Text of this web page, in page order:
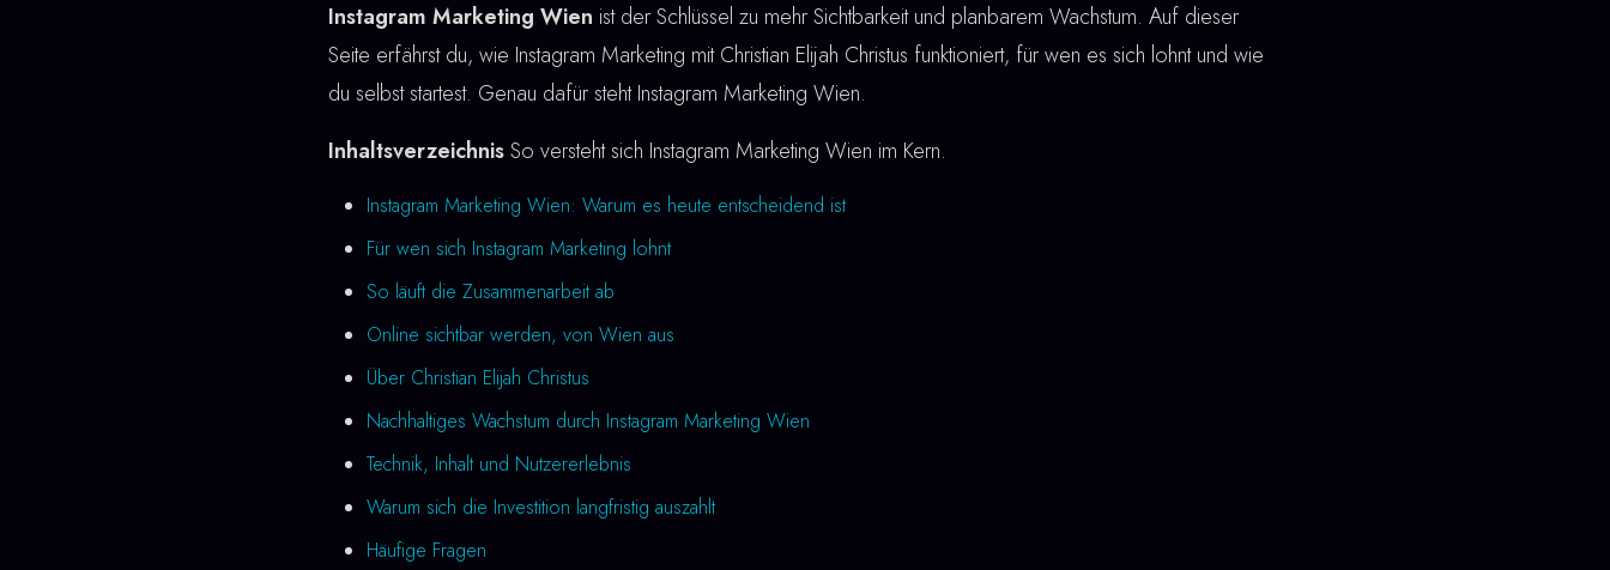
Instagram Marketing Wien ist der Schlüssel zu mehr Sichtbarkeit und planbarem Wachstum. Auf dieser
Seite erfährst du, wie Instagram Marketing mit Christian Elijah Christus funktioniert, für wen es sich lohnt und wie
du selbst startest. Genau dafür steht Instagram Marketing Wien.
InhaltsverzeichnisSo versteht sich Instagram Marketing Wien im Kern.
Instagram Marketing Wien: Warum es heute entscheidend ist
Für wen sich Instagram Marketing lohnt
So läuft die Zusammenarbeit ab
Online sichtbar werden, von Wien aus
Über Christian Elijah Christus
Nachhaltiges Wachstum durch Instagram Marketing Wien
Technik, Inhalt und Nutzererlebnis
Warum sich die Investition langfristig auszahlt
Häufige Fragen